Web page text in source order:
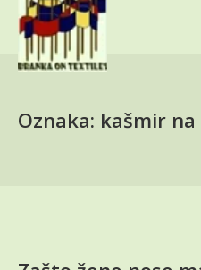
content
Oznaka: kašmir na